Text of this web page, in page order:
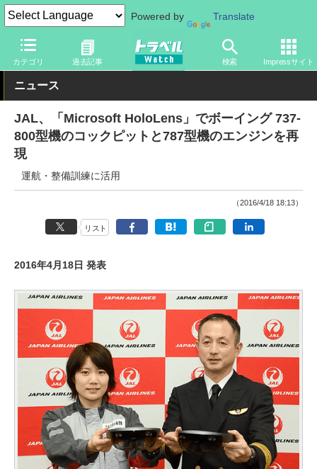
Powered by Translate
カテゴリ 過去記事 検索 Impressサイト
トラベル Watch 旅の方法 空旅 飛行機
ニュース
JAL、「Microsoft HoloLens」でボーイング 737-
800型機のコックピットと787型機のエンジンを再
現
運航・整備訓練に活用
（2016/4/18 18:13）
リスト
2016年4月18日 発表